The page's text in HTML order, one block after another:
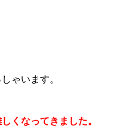
ゃいます。
くなってきました。